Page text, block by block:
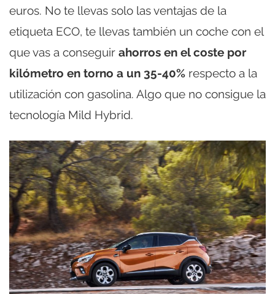
euros. No te llevas solo las ventajas de la
etiqueta ECO, te llevas también un coche con el
que vas a conseguir ahorros en el coste por
kilómetro en torno a un 35-40% respecto a la
utilización con gasolina. Algo que no consigue la
tecnología Mild Hybrid.